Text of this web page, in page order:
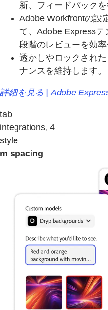
新、フィードバックを
Adobe Workfrontの設
て、Adobe Express
段階のレビューを効率
透かしやロックされ
ナンスを維持します。
詳細を見る | Adobe
tab
integrations, 4
style
m spacing